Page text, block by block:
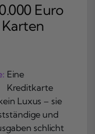
Euro
Eine
Kreditkarte
Luxus – sie
und
schlicht